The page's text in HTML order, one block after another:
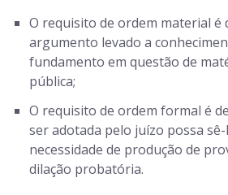
O requisito de ordem material é
argumento levado a
fundamento em questão de
pública;
O requisito de ordem formal é
ser adotada pelo juízo possa
necessidade de produção de
dilação probatória.